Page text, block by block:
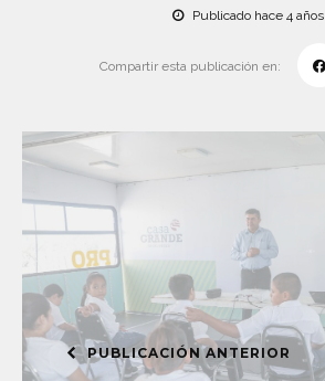
Publicado hace 4 años
Compartir esta publicación en:
PUBLICACIÓN ANTERIOR